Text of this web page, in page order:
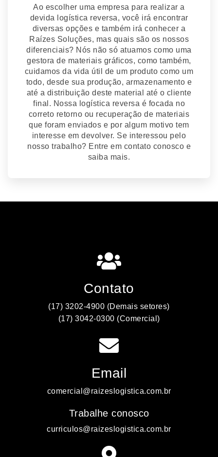
Ao escolher uma empresa para realizar a
devida logística reversa, você irá encontrar
diversas opções e também irá conhecer a
Raízes Soluções, mas quais são os nossos
diferenciais? Nós não só atuamos como uma
gestora de materiais gráficos, como também,
cuidamos da vida útil de um produto como um
todo, desde sua produção, armazenamento e
até a distribuição deste material até o cliente
final. Nossa logística reversa é focada no
correto retorno ou recuperação de materiais
que foram enviados e por algum motivo tem
interesse em devolver. Se interessou pelo
nosso trabalho? Entre em contato conosco e
saiba mais.
Contato
(17) 3202-4900 (Demais setores)
(17) 3042-0300 (Comercial)
Email
comercial@raizeslogistica.com.br
Trabalhe conosco
curriculos@raizeslogistica.com.br